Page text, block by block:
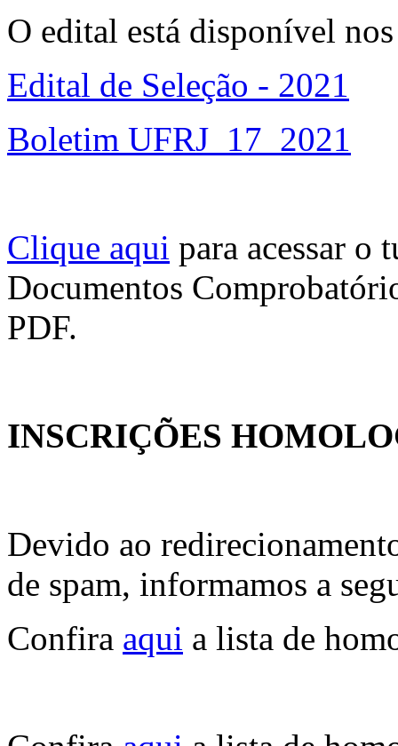
O edital está disponível
Edital de Seleção - 2021
Boletim UFRJ_17_2021
Clique aqui para acessar o
Documentos
PDF.
INSCRIÇÕES
Devido ao
de spam, informamos a
Confira aqui a lista de